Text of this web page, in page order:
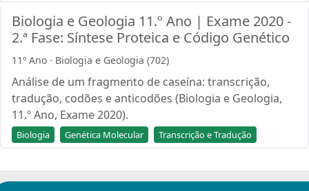
Biologia e Geologia 11.º Ano | Exame 2020 -
2.ª Fase: Síntese Proteica e Código Genético
11º Ano · Biologia e Geologia (702)
Análise de um fragmento de caseína: transcrição,
tradução, codões e anticodões (Biologia e Geologia,
11.º Ano, Exame 2020).
Biologia Genética Molecular Transcrição e Tradução